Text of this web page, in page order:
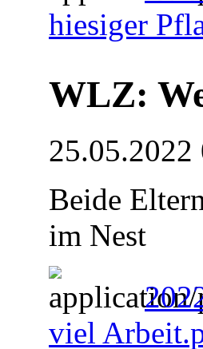
hiesiger
WLZ:
25.05.2022
Beide
im Nest
viel